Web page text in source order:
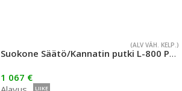
(ALV VÄH. KELP.)
Suokone Säätö/Kannatin putki L-800 PK-1S
1 067 €
LIIKE